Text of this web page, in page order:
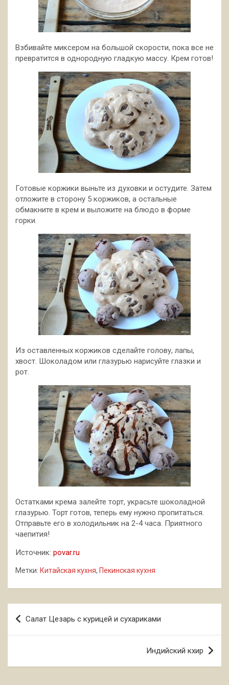
Взбивайте миксером на большой скорости, пока все не
превратится в однородную гладкую массу. Крем готов!
Готовые коржики выньте из духовки и остудите. Затем
отложите в сторону 5 коржиков, а остальные
обмакните в крем и выложите на блюдо в форме
горки.
Из оставленных коржиков сделайте голову, лапы,
хвост. Шоколадом или глазурью нарисуйте глазки и
рот.
Остатками крема залейте торт, украсьте шоколадной
глазурью. Торт готов, теперь ему нужно пропитаться.
Отправьте его в холодильник на 2-4 часа. Приятного
чаепития!
Источник: povar.ru
Метки: Китайская кухня, Пекинская кухня
Навигация
по
Салат Цезарь с курицей и сухариками
Индийский кхир